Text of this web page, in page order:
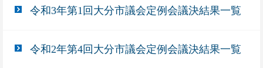
令和3年第1回大分市議会定例会議決結果一覧
令和2年第4回大分市議会定例会議決結果一覧